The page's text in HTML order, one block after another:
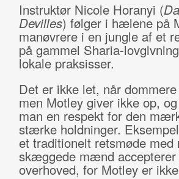
Instruktør Nicole Horanyi (
Devilles) følger i hælene på
manøvrere i en jungle af et
på gammel Sharia-
lokale praksisser.
Det er ikke let, når
men Motley giver ikke op,
man en respekt for den
stærke holdninger.
et traditionelt retsmøde
skæggede mænd
overhoved, for Motley er